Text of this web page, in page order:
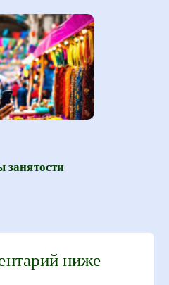
занятости
ниже